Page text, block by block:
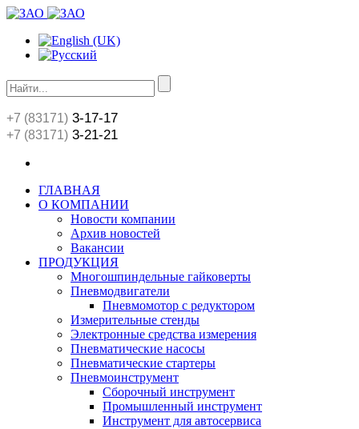
+7 (83171) 3-17-17
+7 (83171) 3-21-21
ГЛАВНАЯ
О КОМПАНИИ
Новости компании
Архив новостей
Вакансии
ПРОДУКЦИЯ
Многошпиндельные гайковерты
Пневмодвигатели
Пневмомотор с редуктором
Измерительные стенды
Электронные средства измерения
Пневматические насосы
Пневматические стартеры
Пневмоинструмент
Сборочный инструмент
Промышленный инструмент
Инструмент для автосервиса